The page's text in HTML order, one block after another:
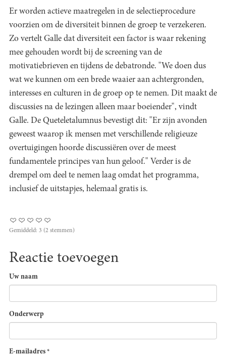
Er worden actieve maatregelen in de selectieprocedure
voorzien om de diversiteit binnen de groep te verzekeren.
Zo vertelt Galle dat diversiteit een factor is waar rekening
mee gehouden wordt bij de screening van de
motivatiebrieven en tijdens de debatronde. "We doen dus
wat we kunnen om een brede waaier aan achtergronden,
interesses en culturen in de groep op te nemen. Dit maakt de
discussies na de lezingen alleen maar boeiender", vindt
Galle. De Queteletalumnus bevestigt dit: "Er zijn avonden
geweest waarop ik mensen met verschillende religieuze
overtuigingen hoorde discussiëren over de meest
fundamentele principes van hun geloof." Verder is de
drempel om deel te nemen laag omdat het programma,
inclusief de uitstapjes, helemaal gratis is.
Gemiddeld: 3 (2 stemmen)
Reactie toevoegen
Uw naam
Onderwerp
E-mailadres *